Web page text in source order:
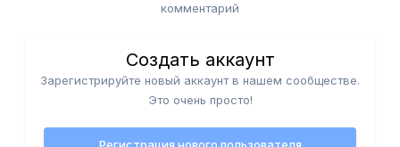
комментарий
Создать аккаунт
Зарегистрируйте новый аккаунт в нашем сообществе.
Это очень просто!